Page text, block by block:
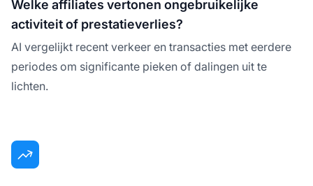
Welke affiliates vertonen ongebruikelijke
activiteit of prestatieverlies?
AI vergelijkt recent verkeer en transacties met eerdere
periodes om significante pieken of dalingen uit te
lichten.